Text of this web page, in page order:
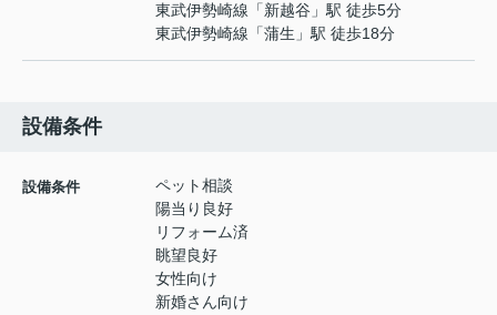
東武伊勢崎線 「新越谷 」駅 徒歩5分
東武伊勢崎線 「蒲生 」駅 徒歩18分
設備条件
設備条件
ペット相談
陽当り良好
リフォーム済
眺望良好
女性向け
新婚さん向け